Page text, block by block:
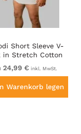
Short Sleeve V-
in Stretch Cotton
White
24,99 € inkl. MwSt.
Warenkorb legen